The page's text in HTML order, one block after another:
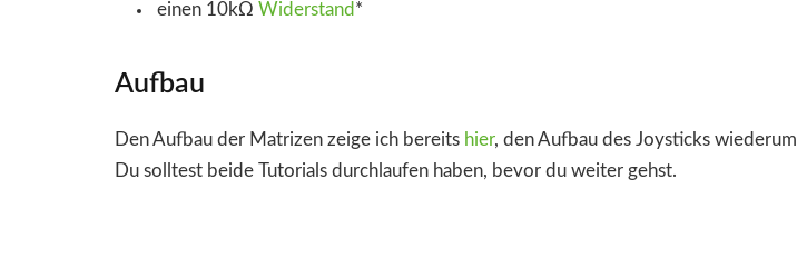
einen 10kΩ Widerstand *
Aufbau
Den Aufbau der Matrizen zeige ich bereits hier, den Aufbau des Joysticks wiederum
Du solltest beide Tutorials durchlaufen haben, bevor du weiter gehst.